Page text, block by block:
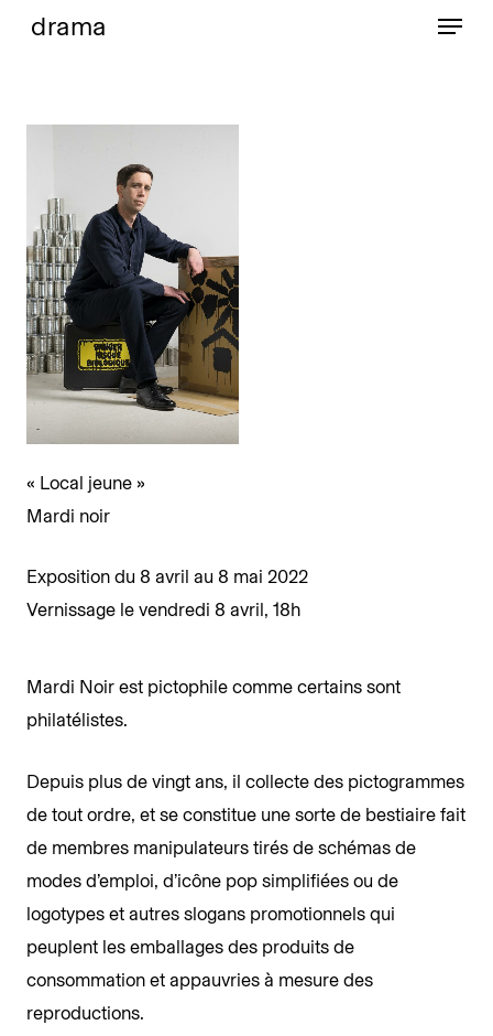
drama Menu
« Local jeune »
Mardi noir
Exposition du 8 avril au 8 mai 2022
Vernissage le vendredi 8 avril, 18h
Mardi Noir est pictophile comme certains sont
philatélistes.
Depuis plus de vingt ans, il collecte des pictogrammes
de tout ordre, et se constitue une sorte de bestiaire fait
de membres manipulateurs tirés de schémas de
modes d’emploi, d’icône pop simplifiées ou de
logotypes et autres slogans promotionnels qui
peuplent les emballages des produits de
consommation et appauvries à mesure des
reproductions.
Menu